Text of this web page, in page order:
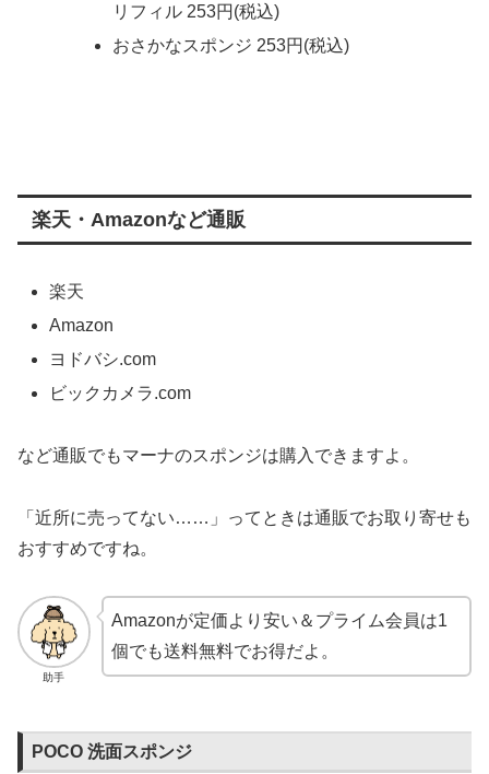
リフィル 253円(税込)
おさかなスポンジ 253円(税込)
楽天・Amazonなど通販
楽天
Amazon
ヨドバシ.com
ビックカメラ.com
など通販でもマーナのスポンジは購入できますよ。
「近所に売ってない……」ってときは通販でお取り寄せも
おすすめですね。
助手
Amazonが定価より安い＆プライム会員は1
個でも送料無料でお得だよ。
POCO 洗面スポンジ